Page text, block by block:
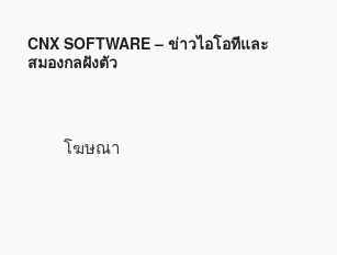
CNX SOFTWARE – ข่าวไอโอทีและ
สมองกลฝังตัว
โฆษณา